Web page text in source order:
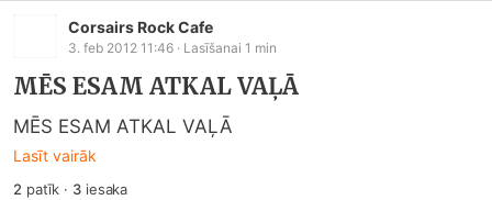
Corsairs Rock Cafe
3. feb 2012 11:46 · Lasīšanai 1 min
MĒS ESAM ATKAL VAĻĀ
MĒS ESAM ATKAL VAĻĀ
Lasīt vairāk
2 patīk · 3iesaka